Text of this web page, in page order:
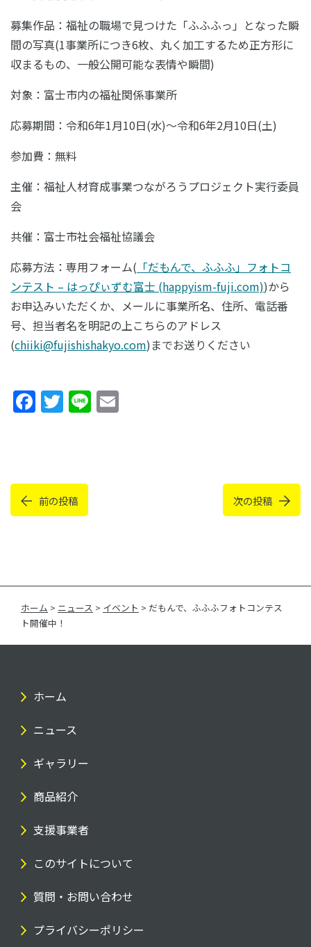
募集作品：福祉の職場で見つけた「ふふふっ」となった瞬
間の写真(1事業所につき6枚、丸く加工するため正方形に
収まるもの、一般公開可能な表情や瞬間)
対象：富士市内の福祉関係事業所
応募期間：令和6年1月10日(水)～令和6年2月10日(土)
参加費：無料
主催：福祉人材育成事業つながろうプロジェクト実行委員
会
共催：富士市社会福祉協議会
応募方法：専用フォーム( 「だもんで、ふふふ」フォトコ
ンテスト – はっぴぃずむ富士 (happyism-fuji.com))から
お申込みいただくか、メールに事業所名、住所、電話番
号、担当者名を明記の上こちらのアドレス
(chiiki@fujishishakyo.com)までお送りください
Facebook
Twitter
Line
前の投稿 次の投稿
ホーム > ニュース > イベント > だもんで、ふふふフォトコンテス
ト開催中！
ホーム
ニュース
ギャラリー
商品紹介
支援事業者
このサイトについて
質問・お問い合わせ
プライバシーポリシー